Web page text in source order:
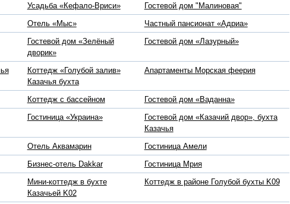
Усадьба «Кефало-Вриси»
Гостевой дом "Малиновая"
Отель «Мыс»
Частный пансионат «Адриа»
Гостевой дом «Зелёный
дворик»
Гостевой дом «Лазурный»
Коттедж «Голубой залив»
Казачья бухта
Апартаменты Морская феерия
Коттедж с бассейном
Гостевой дом «Ваданна»
Гостиница «Украина»
Гостевой дом «Казачий двор», бухта
Казачья
Отель Аквамарин
Гостиница Амели
Бизнес-отель Dakkar
Гостиница Мрия
Мини-коттедж в бухте
Казачьей K02
Коттедж в районе Голубой бухты K09